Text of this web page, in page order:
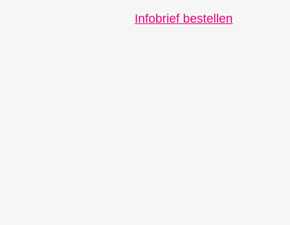
Infobrief bestellen